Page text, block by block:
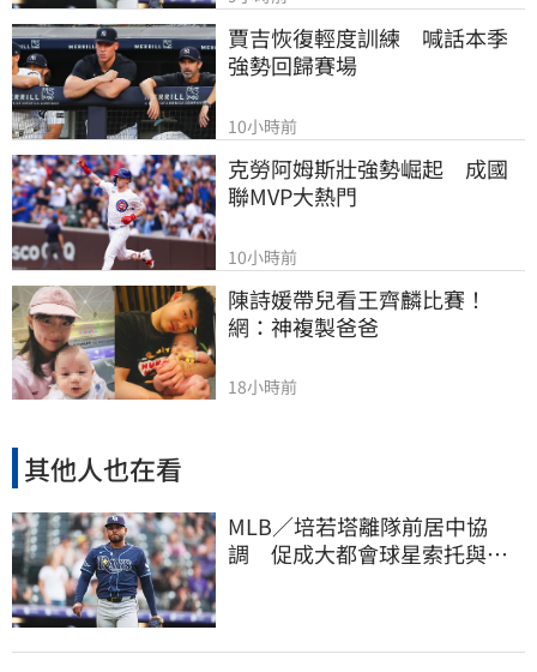
賈吉恢復輕度訓練　喊話本季
強勢回歸賽場
10小時前
克勞阿姆斯壯強勢崛起　成國
聯MVP大熱門
10小時前
陳詩媛帶兒看王齊麟比賽！
網：神複製爸爸
18小時前
其他人也在看
MLB／培若塔離隊前居中協
調 促成大都會球星索托與林